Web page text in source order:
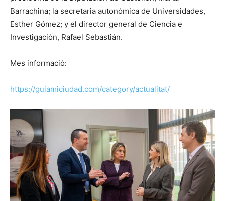
Barrachina; la secretaria autonómica de Universidades,
Esther Gómez; y el director general de Ciencia e
Investigación, Rafael Sebastián.
Mes informació:
https://guiamiciudad.com/category/actualitat/